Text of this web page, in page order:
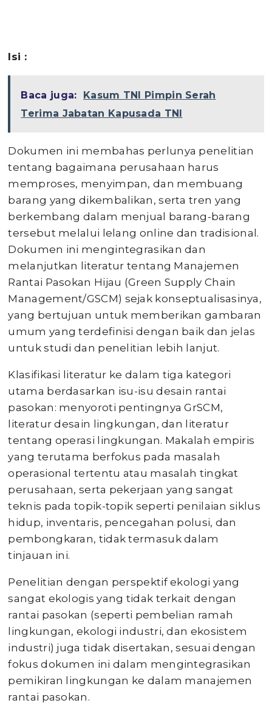
Isi :
Baca juga:
Kasum TNI Pimpin Serah
Terima Jabatan Kapusada TNI
Dokumen ini membahas perlunya penelitian
tentang bagaimana perusahaan harus
memproses, menyimpan, dan membuang
barang yang dikembalikan, serta tren yang
berkembang dalam menjual barang-barang
tersebut melalui lelang online dan tradisional.
Dokumen ini mengintegrasikan dan
melanjutkan literatur tentang Manajemen
Rantai Pasokan Hijau (Green Supply Chain
Management/GSCM) sejak konseptualisasinya,
yang bertujuan untuk memberikan gambaran
umum yang terdefinisi dengan baik dan jelas
untuk studi dan penelitian lebih lanjut.
Klasifikasi literatur ke dalam tiga kategori
utama berdasarkan isu-isu desain rantai
pasokan: menyoroti pentingnya GrSCM,
literatur desain lingkungan, dan literatur
tentang operasi lingkungan. Makalah empiris
yang terutama berfokus pada masalah
operasional tertentu atau masalah tingkat
perusahaan, serta pekerjaan yang sangat
teknis pada topik-topik seperti penilaian siklus
hidup, inventaris, pencegahan polusi, dan
pembongkaran, tidak termasuk dalam
tinjauan ini.
Penelitian dengan perspektif ekologi yang
sangat ekologis yang tidak terkait dengan
rantai pasokan (seperti pembelian ramah
lingkungan, ekologi industri, dan ekosistem
industri) juga tidak disertakan, sesuai dengan
fokus dokumen ini dalam mengintegrasikan
pemikiran lingkungan ke dalam manajemen
rantai pasokan.